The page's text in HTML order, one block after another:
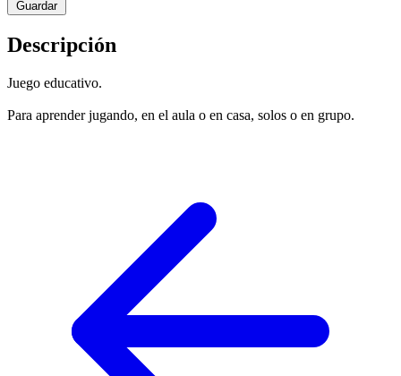
Guardar
Descripción
Juego educativo.
Para aprender jugando, en el aula o en casa, solos o en grupo.